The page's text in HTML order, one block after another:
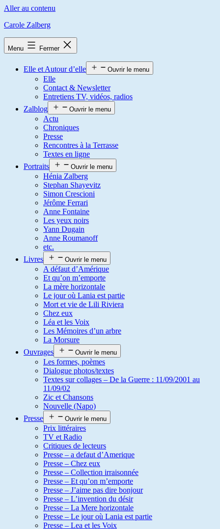
Aller au contenu
Carole Zalberg
Menu Fermer
Elle et Autour d’elle Ouvrir le menu
Elle
Contact & Newsletter
Entretiens TV, vidéos, radios
Zalblog
Ouvrir le menu
Actu
Chroniques
Presse
Rencontres à la Terrasse
Textes en ligne
Portraits
Ouvrir le menu
Hénia Zalberg
Stephan Shayevitz
Simon Crescioni
Jérôme Ferrari
Anne Fontaine
Les yeux noirs
Yann Dugain
Anne Roumanoff
etc.
Livres
Ouvrir le menu
A défaut d’Amérique
Et qu’on m’emporte
La mère horizontale
Le jour où Lania est partie
Mort et vie de Lili Riviera
Chez eux
Léa et les Voix
Les Mémoires d’un arbre
La Morsure
Ouvrages
Ouvrir le menu
Les formes, poèmes
Dialogue photos/textes
Textes sur collages – De la Guerre : 11/09/2001 au
11/09/02
Zic et Chansons
Nouvelle (Napo)
Presse
Ouvrir le menu
Prix littéraires
TV et Radio
Critiques de lecteurs
Presse – a defaut d’Amerique
Presse – Chez eux
Presse – Collection irraisonnée
Presse – Et qu’on m’emporte
Presse – J’aime pas dire bonjour
Presse – L’invention du désir
Presse – La Mere horizontale
Presse – Le jour où Lania est partie
Presse – Lea et les Voix